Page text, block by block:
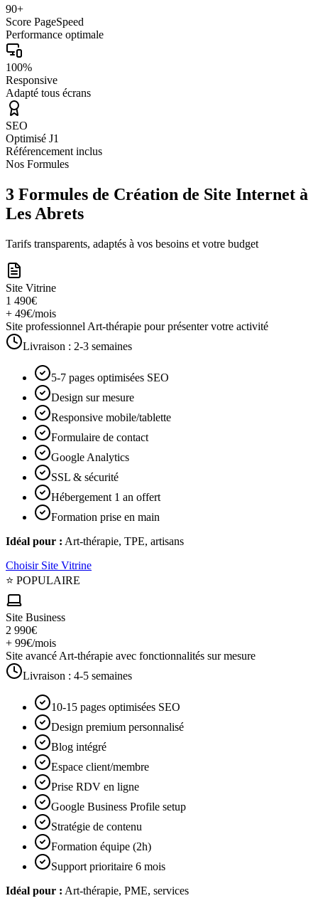
90+
Score PageSpeed
Performance optimale
100%
Responsive
Adapté tous écrans
SEO
Optimisé J1
Référencement inclus
Nos Formules
3 Formules de Création de Site Internet à
Les Abrets
Tarifs transparents, adaptés à vos besoins et votre budget
Site Vitrine
1 490€
+ 49€/mois
Site professionnel Art-thérapie pour présenter votre activité
Livraison : 2-3 semaines
5-7 pages optimisées SEO
Design sur mesure
Responsive mobile/tablette
Formulaire de contact
Google Analytics
SSL & sécurité
Hébergement 1 an offert
Formation prise en main
Idéal pour : Art-thérapie, TPE, artisans
Choisir Site Vitrine
⭐ POPULAIRE
Site Business
2 990€
+ 99€/mois
Site avancé Art-thérapie avec fonctionnalités sur mesure
Livraison : 4-5 semaines
10-15 pages optimisées SEO
Design premium personnalisé
Blog intégré
Espace client/membre
Prise RDV en ligne
Google Business Profile setup
Stratégie de contenu
Formation équipe (2h)
Support prioritaire 6 mois
Idéal pour : Art-thérapie, PME, services